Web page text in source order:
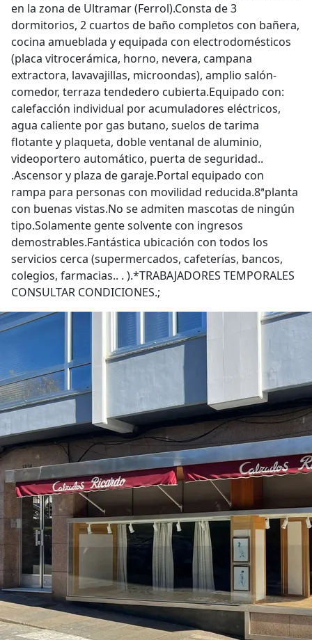
en la zona de Ultramar (Ferrol).Consta de 3
dormitorios, 2 cuartos de baño completos con bañera,
cocina amueblada y equipada con electrodomésticos
(placa vitrocerámica, horno, nevera, campana
extractora, lavavajillas, microondas), amplio salón-
comedor, terraza tendedero cubierta.Equipado con:
calefacción individual por acumuladores eléctricos,
agua caliente por gas butano, suelos de tarima
flotante y plaqueta, doble ventanal de aluminio,
videoportero automático, puerta de seguridad..
.Ascensor y plaza de garaje.Portal equipado con
rampa para personas con movilidad reducida.8ªplanta
con buenas vistas.No se admiten mascotas de ningún
tipo.Solamente gente solvente con ingresos
demostrables.Fantástica ubicación con todos los
servicios cerca (supermercados, cafeterías, bancos,
colegios, farmacias.. . ).*TRABAJADORES TEMPORALES
CONSULTAR CONDICIONES.;